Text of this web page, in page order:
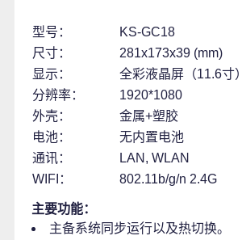
型号：
KS-GC18
尺寸：
281x173x39 (mm)
显示：
全彩液晶屏（11.6寸）
分辨率：
1920*1080
外壳：
金属+塑胶
电池：
无内置电池
通讯：
LAN, WLAN
WIFI：
802.11b/g/n 2.4G
主要功能：
主备系统同步运行以及热切换。